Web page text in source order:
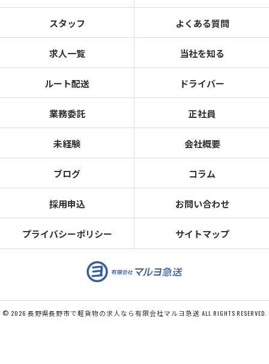
スタッフ よくある質問
求人一覧 当社を知る
ルート配送 ドライバー
業務委託 正社員
未経験 会社概要
ブログ コラム
採用申込 お問い合わせ
プライバシーポリシー サイトマップ
© 2026 長野県長野市で軽貨物の求人なら有限会社マルヨ急送 ALL RIGHTS RESERVED.